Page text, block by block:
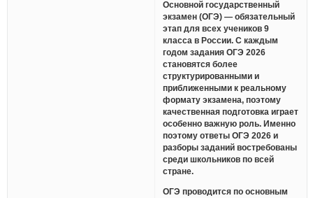
Основной государственный
экзамен (ОГЭ) — обязательный
этап для всех учеников 9
класса в России. С каждым
годом задания ОГЭ 2026
становятся более
структурированными и
приближенными к реальному
формату экзамена, поэтому
качественная подготовка играет
особенно важную роль. Именно
поэтому ответы ОГЭ 2026 и
разборы заданий востребованы
среди школьников по всей
стране.
ОГЭ проводится по основным